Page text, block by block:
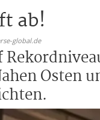
ab!
global.de
Osten